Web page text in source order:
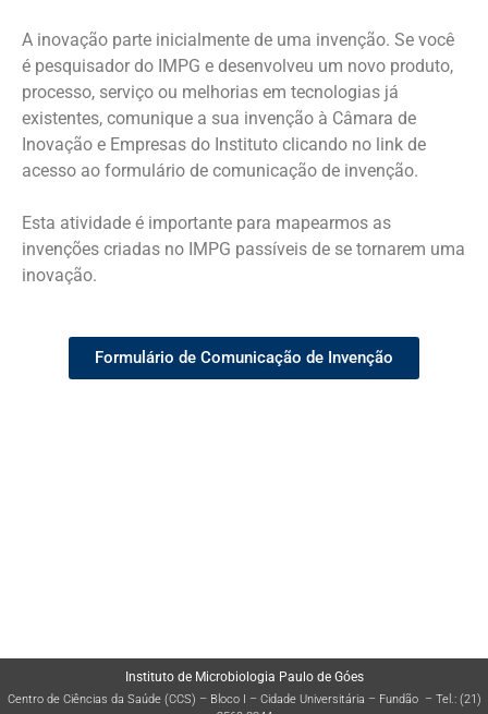
A inovação parte inicialmente de uma invenção. Se você
é pesquisador do IMPG e desenvolveu um novo produto,
processo, serviço ou melhorias em tecnologias já
existentes, comunique a sua invenção à Câmara de
Inovação e Empresas do Instituto clicando no link de
acesso ao formulário de comunicação de invenção.
Esta atividade é importante para mapearmos as
invenções criadas no IMPG passíveis de se tornarem uma
inovação.
Formulário de Comunicação de Invenção
Instituto de Microbiologia Paulo de Góes
Centro de Ciências da Saúde (CCS) – Bloco I – Cidade Universitária – Fundão – Tel.: (21)